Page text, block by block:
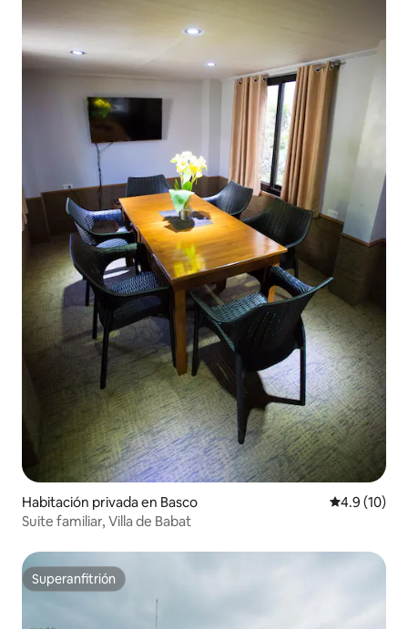
Habitación privada en Basco Calificación
4.9 (10)
Suite familiar, Villa de Babat
Superanfitrión
Superanfitrión